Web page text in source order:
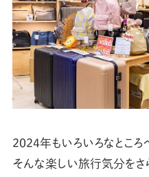
2024年もいろいろなとこ
そんな楽しい旅行気分をさ